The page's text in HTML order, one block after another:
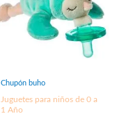
Chupón buho
Juguetes para niños de 0 a
1 Año